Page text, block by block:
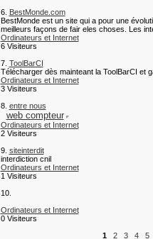
6. BestMonde.com
BestMonde est un site qui a pour une
meilleurs façons de fair eles choses. Les
Ordinateurs et Internet
6 Visiteurs
7. ToolBarCI
Télécharger dès mainteant la ToolBarCI et
Ordinateurs et Internet
3 Visiteurs
8. entre nous
web compteur
Ordinateurs et Internet
2 Visiteurs
9. siteinterdit
interdiction cnil
Ordinateurs et Internet
1 Visiteurs
10.
Ordinateurs et Internet
0 Visiteurs
1
2 3 4 5